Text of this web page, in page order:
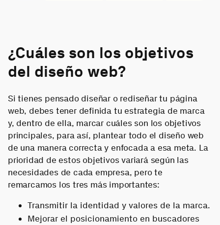
¿Cuáles son los objetivos
del diseño web?
Si tienes pensado diseñar o rediseñar tu página
web, debes tener definida tu estrategia de marca
y, dentro de ella, marcar cuáles son los objetivos
principales, para así, plantear todo el diseño web
de una manera correcta y enfocada a esa meta. La
prioridad de estos objetivos variará según las
necesidades de cada empresa, pero te
remarcamos los tres más importantes:
Transmitir la identidad y valores de la marca.
Mejorar el posicionamiento en buscadores